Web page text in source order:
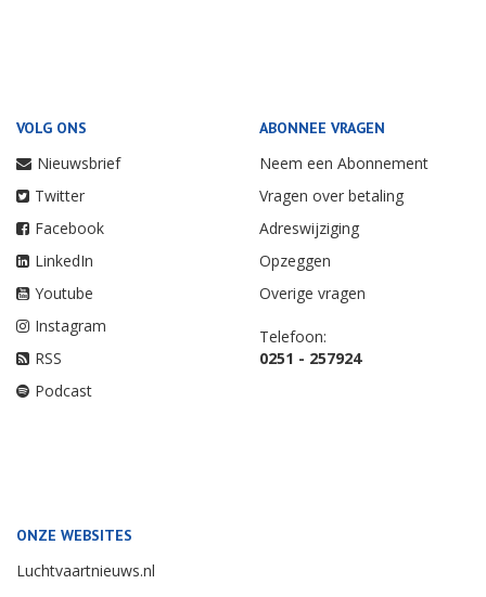
VOLG ONS
Nieuwsbrief
Twitter
Facebook
LinkedIn
Youtube
Instagram
RSS
Podcast
ABONNEE VRAGEN
Neem een Abonnement
Vragen over betaling
Adreswijziging
Opzeggen
Overige vragen
Telefoon:
0251 - 257924
ONZE WEBSITES
Luchtvaartnieuws.nl